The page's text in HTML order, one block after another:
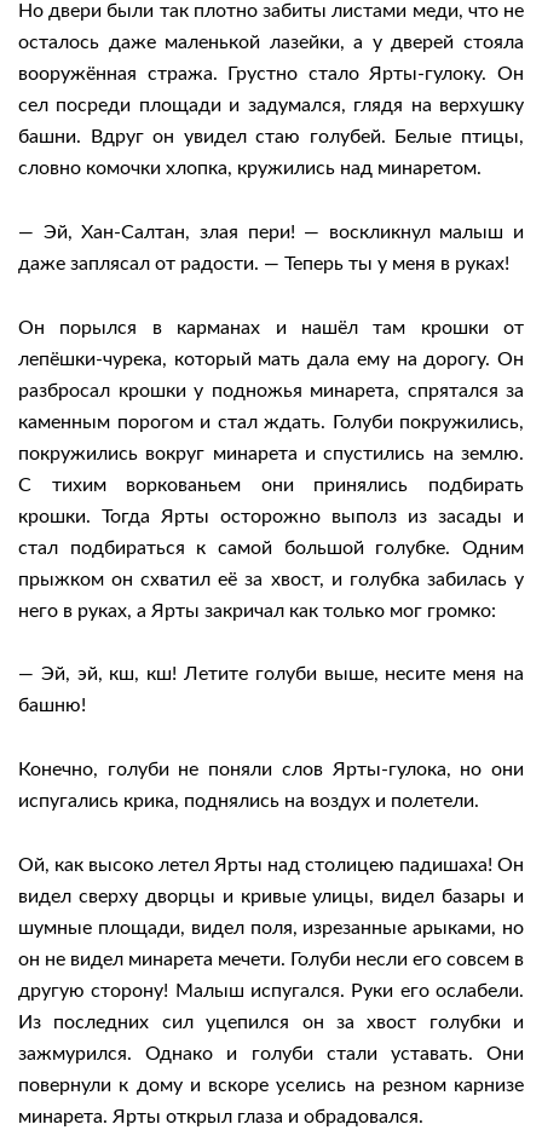
Но двери были так плотно забиты листами меди, что не
осталось даже маленькой лазейки, а у дверей стояла
вооружённая стража. Грустно стало Ярты-гулоку. Он
сел посреди площади и задумался, глядя на верхушку
башни. Вдруг он увидел стаю голубей. Белые птицы,
словно комочки хлопка, кружились над минаретом.
— Эй, Хан-Салтан, злая пери! — воскликнул малыш и
даже заплясал от радости. — Теперь ты у меня в руках!
Он порылся в карманах и нашёл там крошки от
лепёшки-чурека, который мать дала ему на дорогу. Он
разбросал крошки у подножья минарета, спрятался за
каменным порогом и стал ждать. Голуби покружились,
покружились вокруг минарета и спустились на землю.
С тихим воркованьем они принялись подбирать
крошки. Тогда Ярты осторожно выполз из засады и
стал подбираться к самой большой голубке. Одним
прыжком он схватил её за хвост, и голубка забилась у
него в руках, а Ярты закричал как только мог громко:
— Эй, эй, кш, кш! Летите голуби выше, несите меня на
башню!
Конечно, голуби не поняли слов Ярты-гулока, но они
испугались крика, поднялись на воздух и полетели.
Ой, как высоко летел Ярты над столицею падишаха! Он
видел сверху дворцы и кривые улицы, видел базары и
шумные площади, видел поля, изрезанные арыками, но
он не видел минарета мечети. Голуби несли его совсем в
другую сторону! Малыш испугался. Руки его ослабели.
Из последних сил уцепился он за хвост голубки и
зажмурился. Однако и голуби стали уставать. Они
повернули к дому и вскоре уселись на резном карнизе
минарета. Ярты открыл глаза и обрадовался.